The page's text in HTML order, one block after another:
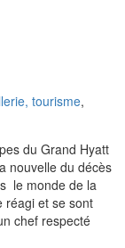
tourisme,
du Grand Hyatt
nouvelle du décès
le monde de la
réagi et se sont
chef respecté